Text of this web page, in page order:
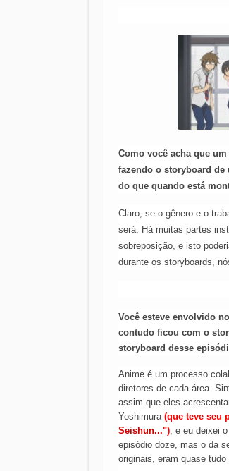
Como você acha que
fazendo o storyboard de
do que quando está
Claro, se o gênero e o
será. Há muitas partes
sobreposição, e isto
durante os storyboards,
Você esteve envolvido
contudo ficou com o
storyboard desse
Anime é um processo
diretores de cada área.
assim que eles
Yoshimura (que teve seu
Seishun..."), e eu deixei
episódio doze, mas o da
originais, eram quase tudo